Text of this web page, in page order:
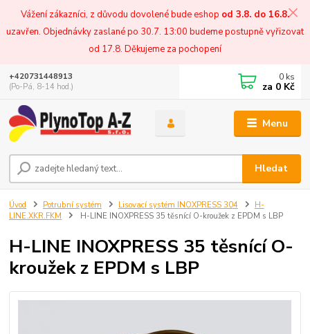
Vážení zákazníci, z důvodu dovolené bude eshop od 3.8. do 16.8.
uzavřen. Objednávky zaslané po 30.7. 13:00 budeme postupně vyřizovat
od 17.8. Děkujeme za pochopení
Menu
Hledat
+420731448913
(Po-Pá, 8-14 hod.)
0 ks
za 0 Kč
Úvod Potrubní systém Lisovací systém INOXPRESS 304
H-
LINE.XKR.FKM
H-LINE INOXPRESS 35 těsnící O-kroužek z EPDM s LBP
H-LINE INOXPRESS 35 těsnící O-
kroužek z EPDM s LBP